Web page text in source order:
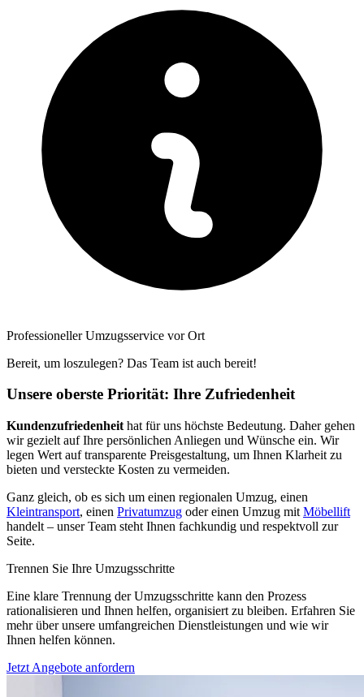
Professioneller Umzugsservice vor Ort
Bereit, um loszulegen? Das Team ist auch bereit!
Unsere oberste Priorität: Ihre Zufriedenheit
Kundenzufriedenheit hat für uns höchste Bedeutung. Daher gehen
wir gezielt auf Ihre persönlichen Anliegen und Wünsche ein. Wir
legen Wert auf transparente Preisgestaltung, um Ihnen Klarheit zu
bieten und versteckte Kosten zu vermeiden.
Ganz gleich, ob es sich um einen regionalen Umzug, einen
Kleintransport, einen Privatumzug oder einen Umzug mit Möbellift
handelt – unser Team steht Ihnen fachkundig und respektvoll zur
Seite.
Trennen Sie Ihre Umzugsschritte
Eine klare Trennung der Umzugsschritte kann den Prozess
rationalisieren und Ihnen helfen, organisiert zu bleiben. Erfahren Sie
mehr über unsere umfangreichen Dienstleistungen und wie wir
Ihnen helfen können.
Jetzt Angebote anfordern